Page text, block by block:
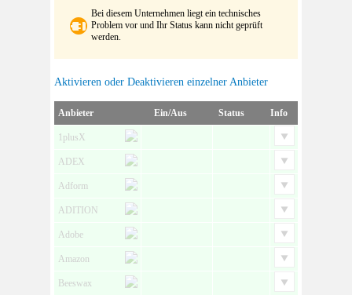
Bei diesem Unternehmen liegt ein technisches
Problem vor und Ihr Status kann nicht geprüft
werden.